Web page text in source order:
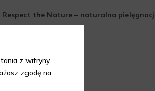
Respect the Nature – naturalna
z witryny,
zgodę na